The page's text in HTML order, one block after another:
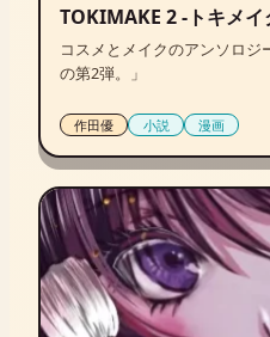
TOKIMAKE 2 -トキメイ
コスメとメイクのアンソロジ
の第2弾。」
作田優 小説 漫画